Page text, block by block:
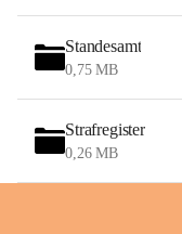
Standesamt
0,75 MB
Strafregister
0,26 MB